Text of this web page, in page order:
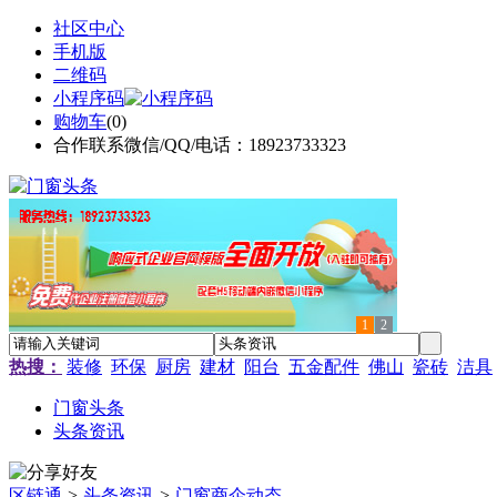
社区中心
手机版
二维码
小程序码
购物车(0)
合作联系微信/QQ/电话：18923733323
1 2
热搜： 装修 环保 厨房 建材 阳台 五金配件 佛山 瓷砖 洁具
门窗头条
头条资讯